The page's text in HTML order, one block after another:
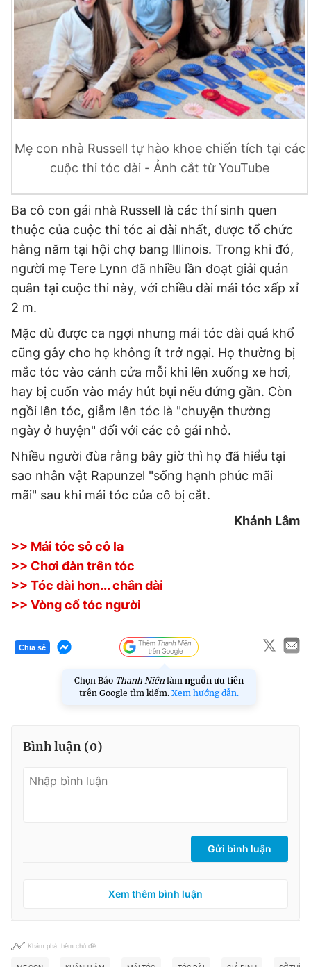
Mẹ con nhà Russell tự hào khoe chiến tích tại các
cuộc thi tóc dài - Ảnh cắt từ YouTube
Ba cô con gái nhà Russell là các thí sinh quen
thuộc của cuộc thi tóc ai dài nhất, được tổ chức
hằng năm tại hội chợ bang Illinois. Trong khi đó,
người mẹ Tere Lynn đã nhiều lần đoạt giải quán
quân tại cuộc thi này, với chiều dài mái tóc xấp xỉ
2 m.
Mặc dù được ca ngợi nhưng mái tóc dài quá khổ
cũng gây cho họ không ít trở ngại. Họ thường bị
mắc tóc vào cánh cửa mỗi khi lên xuống xe hơi,
hay bị cuốn vào máy hút bụi nếu đứng gần. Còn
ngồi lên tóc, giẫm lên tóc là "chuyện thường
ngày ở huyện" đối với các cô gái nhỏ.
Nhiều người đùa rằng bây giờ thì họ đã hiểu tại
sao nhân vật Rapunzel "sống hạnh phúc mãi
mãi" sau khi mái tóc của cô bị cắt.
Khánh Lâm
>> Mái tóc sô cô la
>> Chơi đàn trên tóc
>> Tóc dài hơn... chân dài
>> Vòng cổ tóc người
Chia sẻ
Chọn Báo Thanh Niên làm nguồn ưu tiên
trên Google tìm kiếm. Xem hướng dẫn.
Bình luận (0)
Gửi bình luận
Xem thêm bình luận
Khám phá thêm chủ đề